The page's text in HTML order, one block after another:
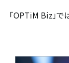
「OPTiM Biz」